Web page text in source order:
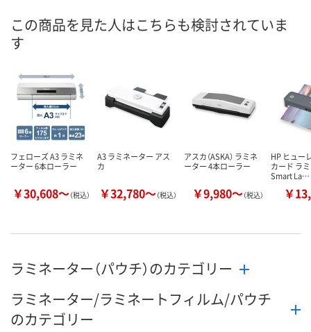
この商品を見た人はこちらも検討されていま
す
フェローズ A3 ラミネ
ーター 6本ローラー
￥30,608～（税込）
A3 ラミネーター アス
カ
￥32,780～（税込）
アスカ（ASKA） ラミネ
ーター 4本ローラー
￥9,980～（税込）
HP ヒュー
カード ラ
Smart La…
￥
ラミネーター（パウチ）のカテゴリー
ラミネーター/ラミネートフィルム/パウチ
のカテゴリー